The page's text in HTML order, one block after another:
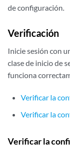
de configuración.
Verificación
Inicie sesión con
clase de inicio de
funciona
Verificar la
Verificar la
Verificar la